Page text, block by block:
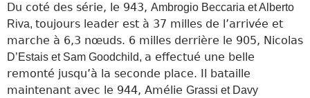
Du coté des série, le 943, Ambrogio Beccaria et Alberto
Riva, toujours leader est à 37 milles de l’arrivée et
marche à 6,3 nœuds. 6 milles derrière le 905, Nicolas
D’Estais et Sam Goodchild, a effectué une belle
remonté jusqu’à la seconde place. Il bataille
maintenant avec le 944, Amélie Grassi et Davy